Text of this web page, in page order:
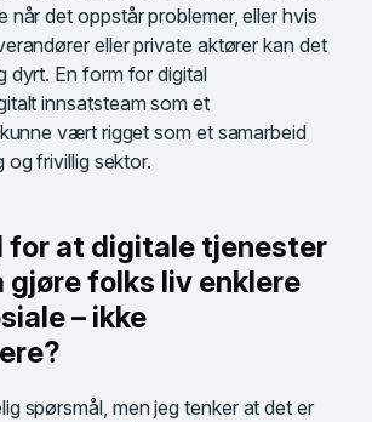
når det oppstår problemer, eller hvis
eller private aktører kan det
dyrt. En form for digital
innsatsteam som et
vært rigget som et samarbeid
og frivillig sektor.
for at digitale tjenester
gjøre folks liv enklere
– ikke
spørsmål, men jeg tenker at det er